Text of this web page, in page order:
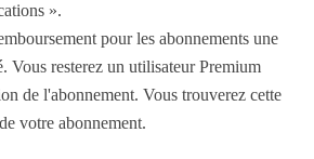
».
pour les abonnements une
Vous resterez un utilisateur Premium
de l'abonnement. Vous trouverez cette
votre abonnement.